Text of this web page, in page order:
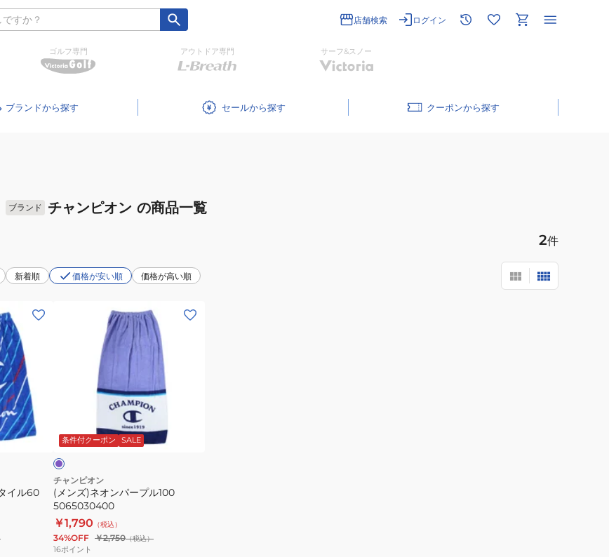
店舗検索 ログイン
ゴルフ専門 アウトドア専門 サーフ&スノー
ブランド セール クーポン
ブランド チャンピオン の商品一覧
2件
新着順 価格が安い順 価格が高い順
イル60
プ
ル
100
5065030400
条件付クーポン SALE
チャンピオン
(メンズ)ネオンパープル100
5065030400
￥1,790 （税込）
34%OFF ￥2,750（税込）
16ポイント